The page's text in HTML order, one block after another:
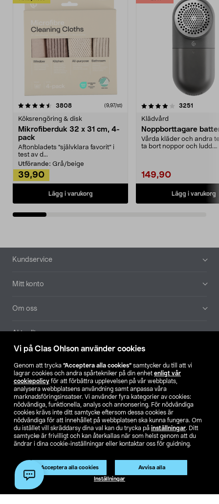
Vi på Clas Ohlson använder cookies
Genom att trycka ”Acceptera alla cookies” samtycker du till att vi
lagrar cookies och andra spårtekniker på din enhet enligt vår
cookiepolicy för att förbättra upplevelsen på vår webbplats,
analysera webbplatsens användning samt anpassa våra
marknadsföringsinsatser. Vi använder fyra kategorier av cookies:
nödvändiga, funktionella, analys och annonsering. För nödvändiga
cookies krävs inte ditt samtycke eftersom dessa cookies är
nödvändiga för att innehållet på webbplatsen ska kunna fungera. Om
du istället vill skräddarsy dina val kan du trycka på inställningar. Ditt
samtycke är frivilligt och kan återkallas när som helst genom att du
ändrar i dina cookie-inställningar eller kontaktar oss för guidning.
Acceptera alla cookies Avvisa alla
Inställningar
3808recensioner (9,97/st)
Köksrengöring & disk
Mikrofiberduk 32 x 31 cm, 4-
pack
Aftonbladets "självklara favorit” i
test av d...
Utförande: Grå/beige
39,90
Lägg i varukorg
4.0av 5 stjärnor 3251
Klädvård
Noppborttagare
Vårda kläder och andra
ta bort noppor och ludd.
149,90
Lägg i varukorg
4.5av 5 stjärnor
Sidfot
Kundservice
Mitt konto
Om oss
Aktuellt
Hitta butik
SE NO FI
Köpvillkor Privacy statement Klubbvillkor
För företag
Ändra till priser exklusive moms